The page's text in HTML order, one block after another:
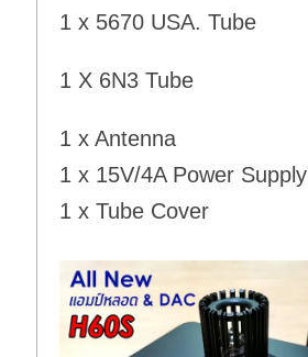
1 x 5670 USA. Tube
1 X 6N3 Tube
1 x Antenna
1 x 15V/4A Power Supply
1 x Tube Cover